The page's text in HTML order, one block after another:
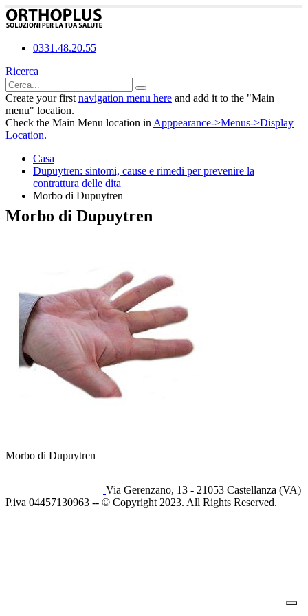
0331.48.20.55
Ricerca
Create your first navigation menu here and add it to the "Main
menu" location.
Check the Main Menu location in Apppearance->Menus->Display
Location.
Casa
Dupuytren: sintomi, cause e rimedi per prevenire la
contrattura delle dita
Morbo di Dupuytren
Morbo di Dupuytren
Morbo di Dupuytren
Via Gerenzano, 13 - 21053 Castellanza (VA)
P.iva 04457130963 -- © Copyright 2023. All Rights Reserved.